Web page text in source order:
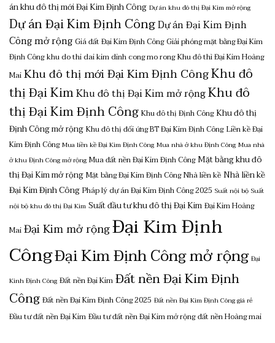
án khu đô thị mới Đại Kim Định Công Dự án khu đô thị Đại Kim mở rộng
Dự án Đại Kim Định CôngDự án Đại Kim Định
Công mở rộngGiá đất Đại Kim Định CôngGiải phóng mặt bằng Đại Kim
Định Côngkhu do thi dai kim dinh cong mo rongKhu đô thì Đại Kim Hoàng
MaiKhu đô thị mới Đại Kim Định CôngKhu đô
thị Đại KimKhu đô thị Đại Kim mở rộngKhu đô
thị Đại Kim Định CôngKhu đô thị Định CôngKhu đô thị
Định Công mở rộngKhu đô thị đối ứng BT Đại Kim Định Công Liền kề Đại
Kim Định Công Mua liền kề Đại Kim Định Công Mua nhà ở khu Định Công Mua nhà
ở khu Định Công mở rộng Mua đất nền Đại Kim Định CôngMặt bằng khu đô
thị Đại Kim mở rộngMặt bằng Đại Kim Định CôngNhà liền kềNhà liền kề
Đại Kim Định CôngPháp lý dự án Đại Kim Định Công 2025 Suất nội bộ Suất
nội bộ khu đô thị Đại Kim Suất đầu tư khu đô thị Đại KimĐại Kim Hoàng
MaiĐại Kim mở rộngĐại Kim Định
CôngĐại Kim Định Công mở rộng Đại
Kinh Định Công Đất nền Đại KimĐất nền Đại Kim Định
CôngĐất nền Đại Kim Định Công 2025 Đất nền Đại Kim Định Công giá rẻ
Đầu tư đất nền Đại KimĐầu tư đất nền Đại Kim mở rộngđất nền Hoàng mai